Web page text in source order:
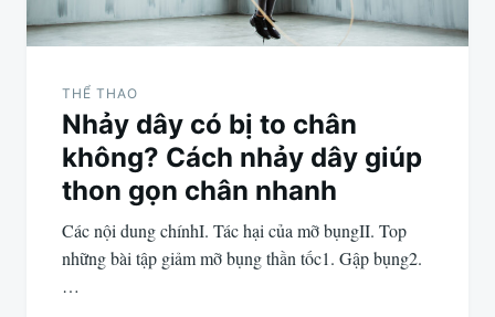
THỂ THAO
Nhảy dây có bị to chân
không? Cách nhảy dây giúp
thon gọn chân nhanh
Các nội dung chínhI. Tác hại của mỡ bụngII. Top
những bài tập giảm mỡ bụng thần tốc1. Gập bụng2.
…